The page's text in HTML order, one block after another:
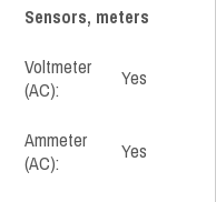
Sensors, meters
Voltmeter
(AC):
Yes
Ammeter
(AC):
Yes